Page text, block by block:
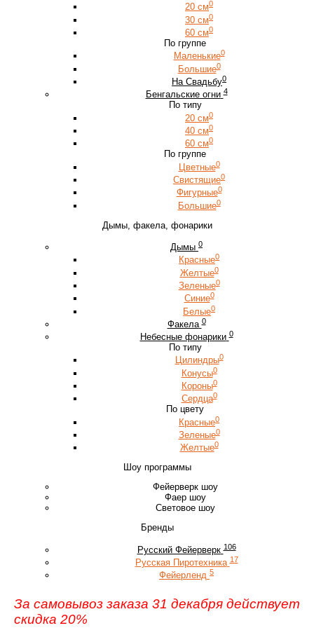
20 см0
30 см0
60 см0
По группе
Маленькие0
Большие0
На Свадьбу0
Бенгальские огни 4
По типу
20 см0
40 см0
60 см0
По группе
Цветные0
Свистящие0
Фигурные0
Большие0
Дымы, факела, фонарики
Дымы 0
Красные0
Желтые0
Зеленые0
Синие0
Белые0
Факела 0
Небесные фонарики 0
По типу
Цилиндры0
Конусы0
Короны0
Сердца0
По цвету
Красные0
Зеленые0
Желтые0
Шоу программы
Фейерверк шоу
Фаер шоу
Световое шоу
Бренды
Русский Фейерверк 106
Русская Пиротехника 17
Фейерленд 5
За самовывоз заказа 31 декабря действует
скидка 20%